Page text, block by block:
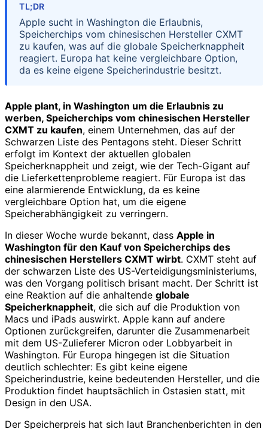
TL;DR
Apple sucht in Washington die Erlaubnis,
Speicherchips vom chinesischen Hersteller CXMT
zu kaufen, was auf die globale Speicherknappheit
reagiert. Europa hat keine vergleichbare Option,
da es keine eigene Speicherindustrie besitzt.
Apple plant, in Washington um die Erlaubnis zu
werben, Speicherchips vom chinesischen Hersteller
CXMT zu kaufen, einem Unternehmen, das auf der
Schwarzen Liste des Pentagons steht. Dieser Schritt
erfolgt im Kontext der aktuellen globalen
Speicherknappheit und zeigt, wie der Tech-Gigant auf
die Lieferkettenprobleme reagiert. Für Europa ist das
eine alarmierende Entwicklung, da es keine
vergleichbare Option hat, um die eigene
Speicherabhängigkeit zu verringern.
In dieser Woche wurde bekannt, dass Apple in
Washington für den Kauf von Speicherchips des
chinesischen Herstellers CXMT wirbt. CXMT steht auf
der schwarzen Liste des US-Verteidigungsministeriums,
was den Vorgang politisch brisant macht. Der Schritt ist
eine Reaktion auf die anhaltende globale
Speicherknappheit, die sich auf die Produktion von
Macs und iPads auswirkt. Apple kann auf andere
Optionen zurückgreifen, darunter die Zusammenarbeit
mit dem US-Zulieferer Micron oder Lobbyarbeit in
Washington. Für Europa hingegen ist die Situation
deutlich schlechter: Es gibt keine eigene
Speicherindustrie, keine bedeutenden Hersteller, und die
Produktion findet hauptsächlich in Ostasien statt, mit
Design in den USA.
Der Speicherpreis hat sich laut Branchenberichten in den